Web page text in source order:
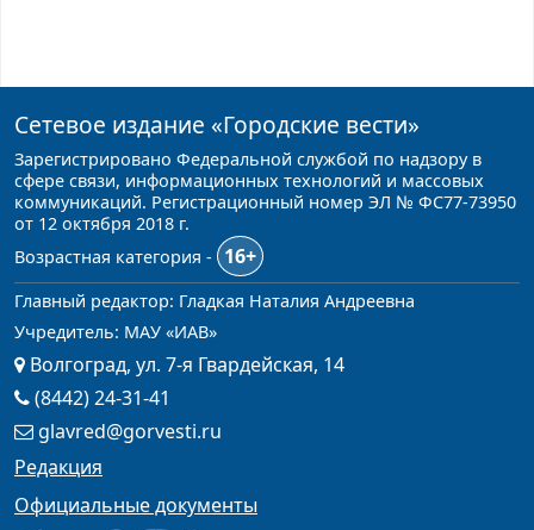
Сетевое издание «Городские вести»
Зарегистрировано Федеральной службой по надзору в
сфере связи, информационных технологий и массовых
коммуникаций. Регистрационный номер ЭЛ № ФС77-73950
от 12 октября 2018 г.
Возрастная категория -
16+
Главный редактор: Гладкая Наталия Андреевна
Учредитель: МАУ «ИАВ»
Волгоград, ул. 7-я Гвардейская, 14
(8442) 24-31-41
glavred@gorvesti.ru
Редакция
Официальные документы